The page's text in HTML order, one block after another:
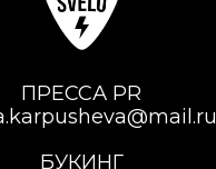
ПРЕССА PR
БУКИНГ